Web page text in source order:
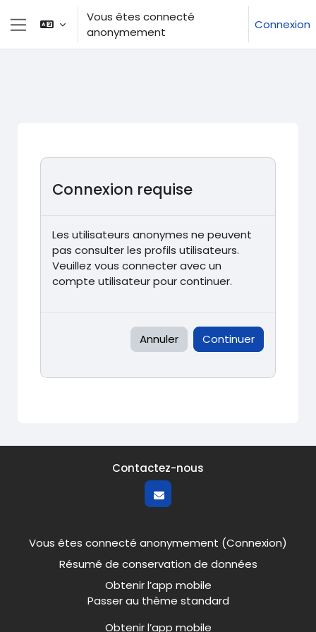
Passer au contenu principal
Panneau latéral
Vous êtes connecté
anonymement
Connexion
Connexion requise
Les utilisateurs anonymes ne peuvent
pas consulter les profils utilisateurs.
Veuillez vous connecter avec un
compte utilisateur pour continuer.
Annuler Continuer
Contactez-nous
Vous êtes connecté anonymement (Connexion)
Résumé de conservation de données
Obtenir l’app mobile
Passer au thème standard
Obtenir l’app mobile